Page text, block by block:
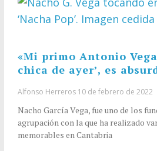
«Mi primo Antonio
chica de ayer’, es
Alfonso Herreros 10 de febrero de 2022
Nacho García Vega, fue uno de los
agrupación con la que ha realizado
memorables en Cantabria